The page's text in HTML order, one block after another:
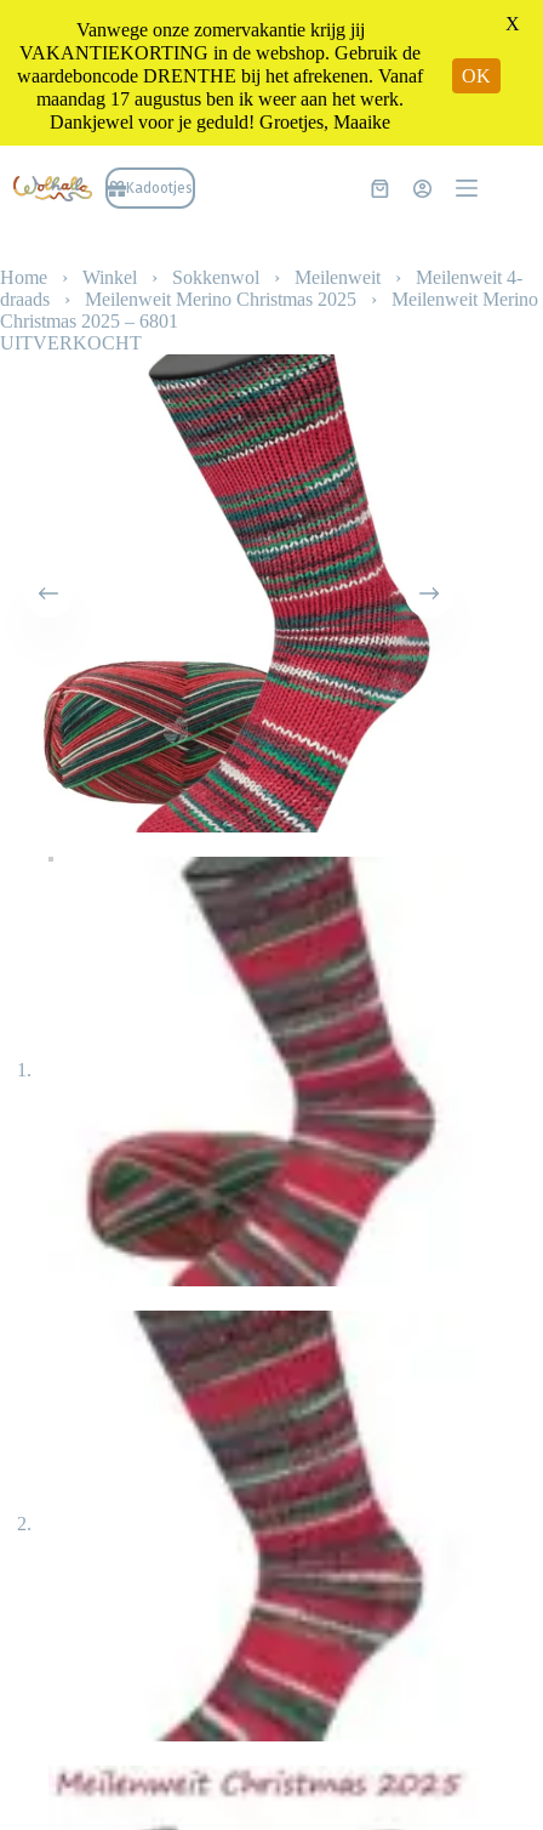
naar
de
Kadootjes Winkelwagen
Home › Winkel › Sokkenwol › Meilenweit › Meilenweit 4-
draads › Meilenweit Merino Christmas 2025 › Meilenweit Merino
Christmas 2025 – 6801
UITVERKOCHT
Vanwege onze zomervakantie krijg jij
VAKANTIEKORTING in de webshop. Gebruik de
waardeboncode DRENTHE bij het afrekenen. Vanaf
maandag 17 augustus ben ik weer aan het werk.
Dankjewel voor je geduld! Groetjes, Maaike
OK
X